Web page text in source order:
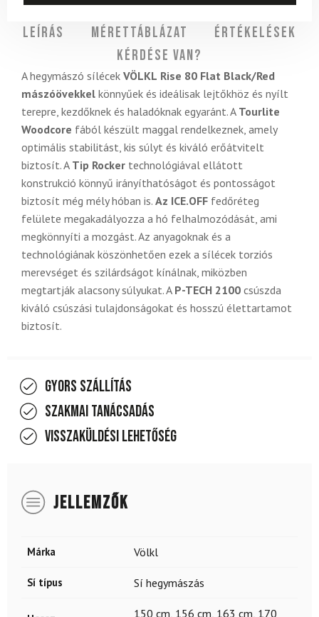
Leírás Mérettáblázat
Értékelések
Kérdése van?
A hegymászó sílécek VÖLKL Rise 80 Flat Black/Red
mászóövekkel könnyűek és ideálisak lejtőkhöz és nyílt
terepre, kezdőknek és haladóknak egyaránt. A Tourlite
Woodcore fából készült maggal rendelkeznek, amely
optimális stabilitást, kis súlyt és kiváló erőátvitelt
biztosít. A Tip Rocker technológiával ellátott
konstrukció könnyű irányíthatóságot és pontosságot
biztosít még mély hóban is. Az ICE.OFF fedőréteg
felülete megakadályozza a hó felhalmozódását, ami
megkönnyíti a mozgást. Az anyagoknak és a
technológiának köszönhetően ezek a sílécek torziós
merevséget és szilárdságot kínálnak, miközben
megtartják alacsony súlyukat. A P-TECH 2100 csúszda
kiváló csúszási tulajdonságokat és hosszú élettartamot
biztosít.
Gyors szállítás
Szakmai tanácsadás
Visszaküldési lehetőség
JELLEMZŐK
Márka Völkl
Sí típus Sí hegymászás
150 cm 156 cm 163 cm 170